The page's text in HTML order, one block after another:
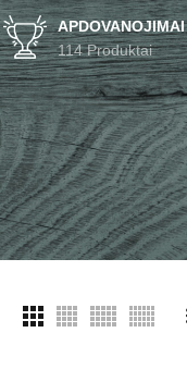
APDOVANOJIMAI
114 Produktai